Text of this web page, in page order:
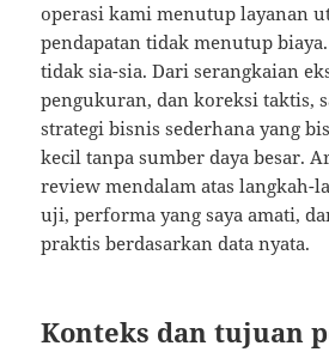
operasi kami menutup layanan
pendapatan tidak menutup
tidak sia-sia. Dari serangkaian
pengukuran, dan koreksi taktis,
strategi bisnis sederhana yang
kecil tanpa sumber daya besar.
review mendalam atas langkah-
uji, performa yang saya amati,
praktis berdasarkan data nyata.
Konteks dan tujuan